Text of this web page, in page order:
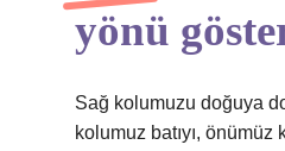
yönü
Sağ kolumuzu doğuya
kolumuz batıyı, önümüz